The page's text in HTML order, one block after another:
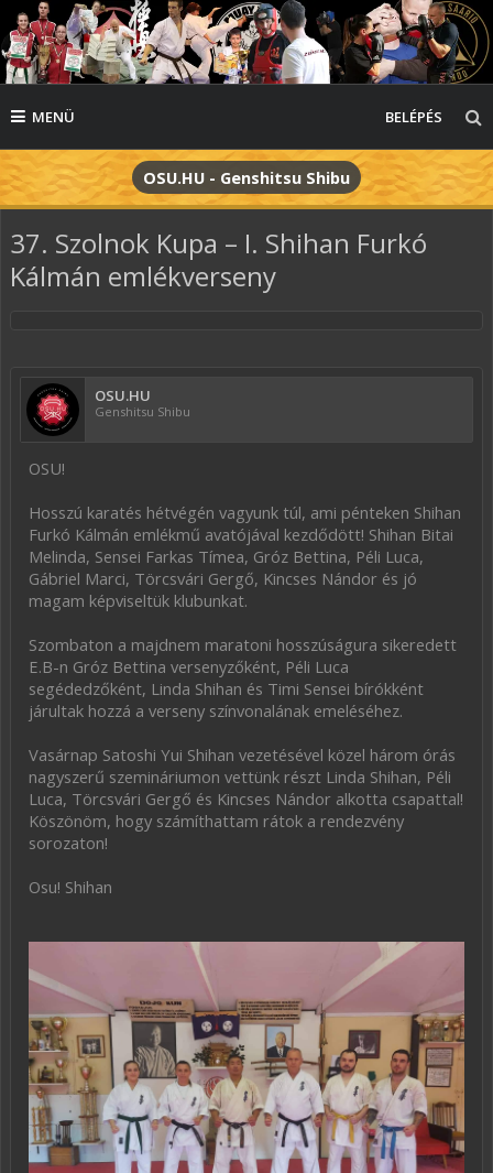
MENÜ BELÉPÉS
OSU.HU - Genshitsu Shibu
37. Szolnok Kupa – I. Shihan Furkó
Kálmán emlékverseny
OSU.HU
Genshitsu Shibu
OSU!
Hosszú karatés hétvégén vagyunk túl, ami pénteken Shihan
Furkó Kálmán emlékmű avatójával kezdődött! Shihan Bitai
Melinda, Sensei Farkas Tímea, Gróz Bettina, Péli Luca,
Gábriel Marci, Törcsvári Gergő, Kincses Nándor és jó
magam képviseltük klubunkat.
Szombaton a majdnem maratoni hosszúságura sikeredett
E.B-n Gróz Bettina versenyzőként, Péli Luca
segédedzőként, Linda Shihan és Timi Sensei bírókként
járultak hozzá a verseny színvonalának emeléséhez.
Vasárnap Satoshi Yui Shihan vezetésével közel három órás
nagyszerű szemináriumon vettünk részt Linda Shihan, Péli
Luca, Törcsvári Gergő és Kincses Nándor alkotta csapattal!
Köszönöm, hogy számíthattam rátok a rendezvény
sorozaton!
Osu! Shihan